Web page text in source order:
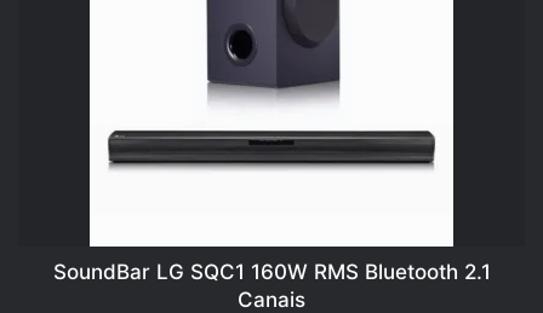
SoundBar LG SQC1 160W RMS Bluetooth 2.1
Canais